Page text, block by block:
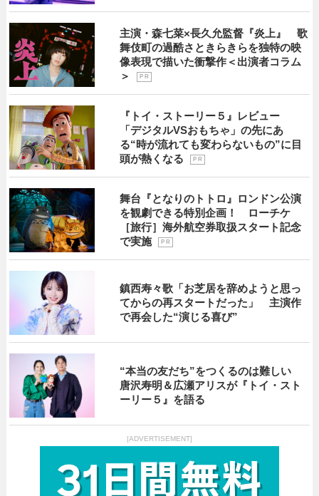
主演・森七菜×長久允監督『炎上』 歌
舞伎町の過酷さときらきらを独特の映
像表現で描いた衝撃作＜出演者コラム
＞
P R
『トイ・ストーリー５』レビュー
「デジタルVSおもちゃ」の先にあ
る“時が流れても変わらないもの”に目
頭が熱くなる
P R
舞台『となりのトトロ』ロンドン公演
を観劇できる特別企画！ ローチケ
［旅行］海外航空券取扱スタート記念
で実施
P R
鎮西寿々歌「お芝居を辞めようと思っ
てからの再スタートだった」 主演作
で再会した“演じる喜び”
“本当の友だち”をつくるのは難しい
唐沢寿明＆広瀬アリスが『トイ・スト
ーリー５』を語る
[ADVERTISEMENT]